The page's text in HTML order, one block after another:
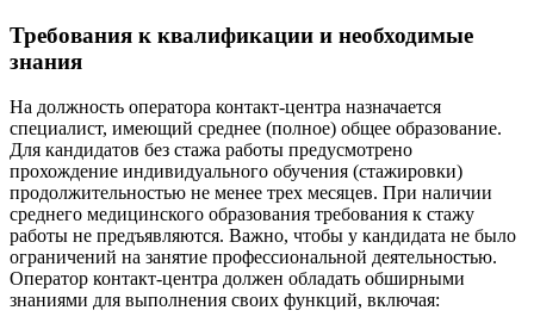
Требования к квалификации и необходимые
знания
На должность оператора контакт-центра назначается
специалист, имеющий среднее (полное) общее образование.
Для кандидатов без стажа работы предусмотрено
прохождение индивидуального обучения (стажировки)
продолжительностью не менее трех месяцев. При наличии
среднего медицинского образования требования к стажу
работы не предъявляются. Важно, чтобы у кандидата не было
ограничений на занятие профессиональной деятельностью.
Оператор контакт-центра должен обладать обширными
знаниями для выполнения своих функций, включая: